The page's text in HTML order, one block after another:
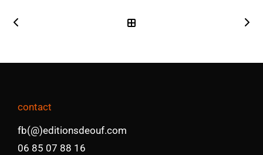
contact
fb(@)editionsdeouf.com
06 85 07 88 16